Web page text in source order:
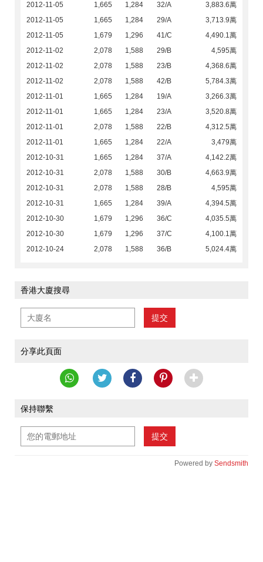
2012-11-05
1,665 1,284 32/A
3,883.6萬
2012-11-05
1,665 1,284 29/A
3,713.9萬
2012-11-05
1,679 1,296 41/C
4,490.1萬
2012-11-02
2,078 1,588 29/B
4,595萬
2012-11-02
2,078 1,588 23/B
4,368.6萬
2012-11-02
2,078 1,588 42/B
5,784.3萬
2012-11-01
1,665 1,284 19/A
3,266.3萬
2012-11-01
1,665 1,284 23/A
3,520.8萬
2012-11-01
2,078 1,588 22/B
4,312.5萬
2012-11-01
1,665 1,284 22/A
3,479萬
2012-10-31
1,665 1,284 37/A
4,142.2萬
2012-10-31
2,078 1,588 30/B
4,663.9萬
2012-10-31
2,078 1,588 28/B
4,595萬
2012-10-31
1,665 1,284 39/A
4,394.5萬
2012-10-30
1,679 1,296 36/C
4,035.5萬
2012-10-30
1,679 1,296 37/C
4,100.1萬
2012-10-24
2,078 1,588 36/B 5,024.4萬
香港大廈搜尋
提交
分享此頁面
保持聯繫
提交
Powered by Sendsmith